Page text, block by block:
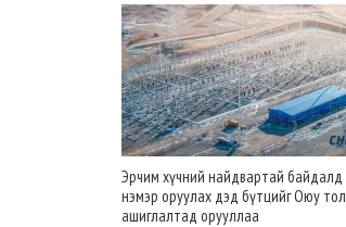
Эрчим хүчний найдвартай байдалд
нэмэр оруулах дэд бүтцийг Оюу
ашиглалтад орууллаа